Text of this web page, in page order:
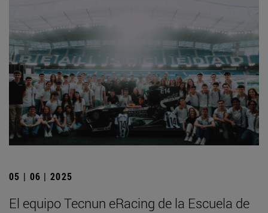
05 | 06 | 2025
El equipo Tecnun eRacing de la Escuela de